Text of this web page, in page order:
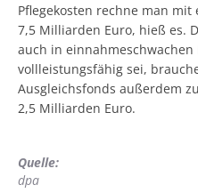
Pflegekosten rechne man
7,5 Milliarden Euro, hieß es.
auch in einnahmeschwachen
vollleistungsfähig sei,
Ausgleichsfonds außerdem
2,5 Milliarden Euro.
Quelle:
dpa